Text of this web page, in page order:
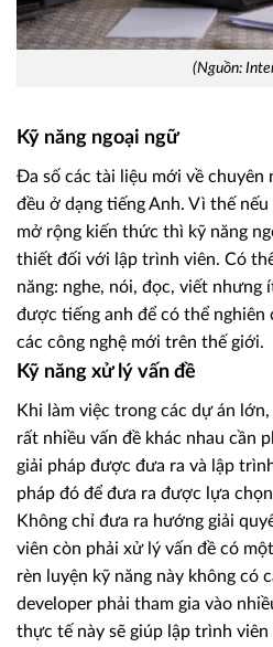
(Nguồn:
Kỹ năng ngoại ngữ
Đa số các tài liệu mới về chuyên
đều ở dạng tiếng Anh. Vì thế
mở rộng kiến thức thì kỹ năng
thiết đối với lập trình viên. Có
năng: nghe, nói, đọc, viết nhưng
được tiếng anh để có thể nghiên
các công nghệ mới trên thế giới.
Kỹ năng xử lý vấn đề
Khi làm việc trong các dự án
rất nhiều vấn đề khác nhau cần
giải pháp được đưa ra và lập
pháp đó để đưa ra được lựa
Không chỉ đưa ra hướng giải
viên còn phải xử lý vấn đề có
rèn luyện kỹ năng này không có
developer phải tham gia vào
thực tế này sẽ giúp lập trình